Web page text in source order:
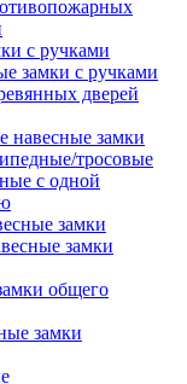
с ручками
замки с ручками
дверей
навесные замки
тросовые
с одной
замки
замки
общего
замки